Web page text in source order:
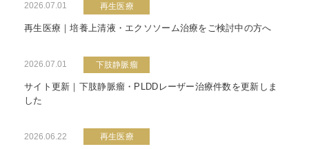
2026.07.01 再生医療
再生医療｜培養上清液・エクソソーム治療をご検討中の方へ
2026.07.01 下肢静脈瘤
サイト更新｜下肢静脈瘤・PLDDレーザー治療件数を更新しま
した
2026.06.22 再生医療